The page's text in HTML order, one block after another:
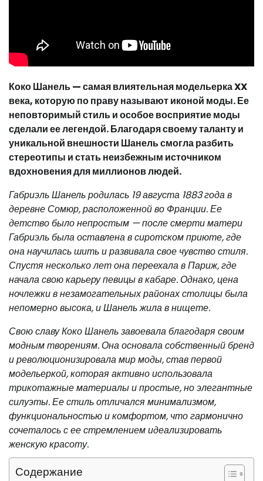
Коко Шанель — самая влиятельная модельерка XX
века, которую по праву называют иконой моды. Ее
неповторимый стиль и особое восприятие моды
сделали ее легендой. Благодаря своему таланту и
уникальной внешности Шанель смогла разбить
стереотипы и стать неизбежным источником
вдохновения для миллионов людей.
Габриэль Шанель родилась 19 августа 1883 года в
деревне Сомюр, расположенной во Франции. Ее
детство было непростым — после смерти матери
Габриэль была оставлена в сиротском приюте, где
она научилась шить и развивала свое чувство стиля.
Спустя несколько лет она переехала в Париж, где
начала свою карьеру певицы в кабаре. Однако, цена
ночлежки в незамогательных районах столицы была
непомерно высока, и Шанель жила в нищете.
Свою славу Коко Шанель завоевала благодаря своим
модным творениям. Она основала собственный бренд
и революционизировала мир моды, став первой
модельеркой, которая активно использовала
трикотажные материалы и простые, но элегантные
силуэты. Ее стиль отличался минимализмом,
функциональностью и комфортом, что гармонично
сочеталось с ее стремлением идеализировать
женскую красоту.
Содержание